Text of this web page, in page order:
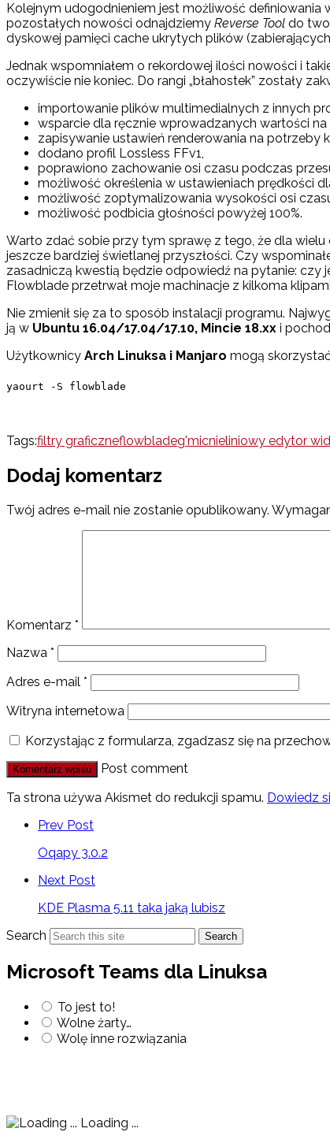
Kolejnym udogodnieniem jest możliwość
pozostałych nowości odnajdziemy Reverse Tool do
dyskowej pamięci cache ukrytych plików
Jednak wspomniałem o rekordowej ilości nowości i
oczywiście nie koniec. Do rangi „błahostek” zostały
importowanie plików multimedialnych z innych
wsparcie dla ręcznie wprowadzanych wartości na
zapisywanie ustawień renderowania na potrzeby
dodano profil Lossless FFv1,
poprawiono zachowanie osi czasu podczas
możliwość określenia w ustawieniach prędkości
możliwość zoptymalizowania wysokości osi
możliwość podbicia głośności powyżej 100%.
Warto zdać sobie przy tym sprawę z tego, że dla
jeszcze bardziej świetlanej przyszłości. Czy
zasadniczą kwestią będzie odpowiedź na pytanie: czy
Flowblade przetrwał moje machinacje z kilkoma
Nie zmienił się za to sposób instalacji programu.
ją w Ubuntu 16.04/17.04/17.10, Mincie 18.xx i
Użytkownicy Arch Linuksa i Manjaro mogą
yaourt -S flowblade
Tags:filtry graficzneflowbladeg'micnieliniowy edytor
Dodaj komentarz
Twój adres e-mail nie zostanie opublikowany.
Komentarz *
Nazwa *
Adres e-mail *
Witryna internetowa
Korzystając z formularza, zgadzasz się na
Post comment
Ta strona używa Akismet do redukcji spamu. Dowiedz
Prev Post
Oqapy 3.0.2
Next Post
KDE Plasma 5.11 taka jaką lubisz
Search
Search
Microsoft Teams dla Linuksa
To jest to!
Wolne żarty…
Wolę inne rozwiązania
Loading ...